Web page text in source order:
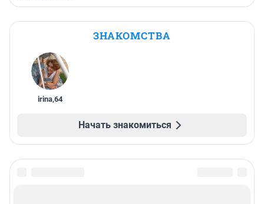
ЗНАКОМСТВА
irina,64
Начать знакомиться